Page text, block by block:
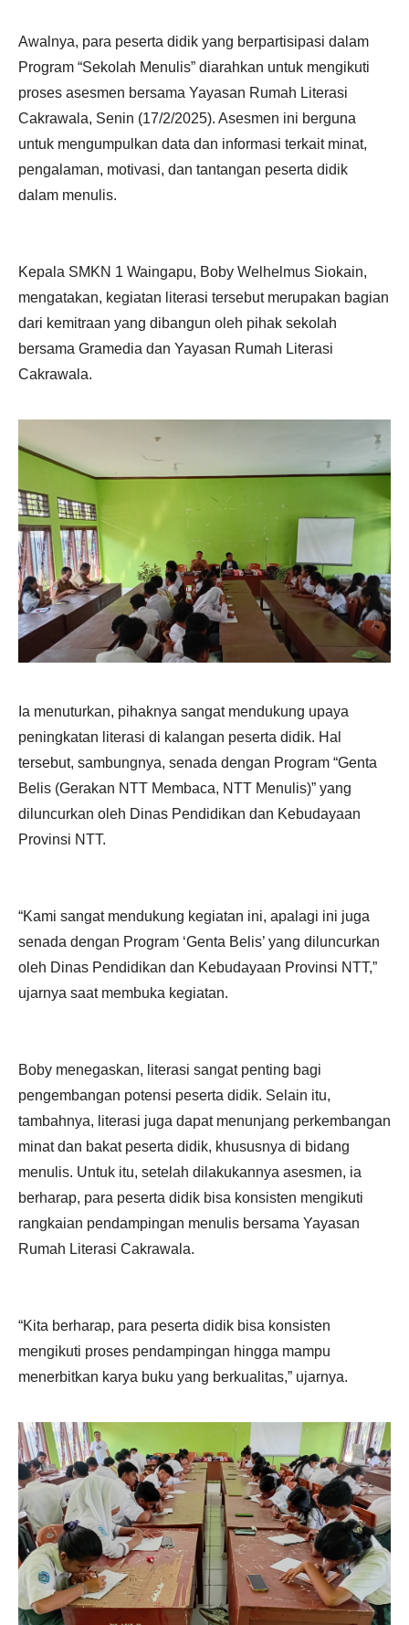
Awalnya, para peserta didik yang berpartisipasi dalam
Program “Sekolah Menulis” diarahkan untuk mengikuti
proses asesmen bersama Yayasan Rumah Literasi
Cakrawala, Senin (17/2/2025). Asesmen ini berguna
untuk mengumpulkan data dan informasi terkait minat,
pengalaman, motivasi, dan tantangan peserta didik
dalam menulis.
Kepala SMKN 1 Waingapu, Boby Welhelmus Siokain,
mengatakan, kegiatan literasi tersebut merupakan bagian
dari kemitraan yang dibangun oleh pihak sekolah
bersama Gramedia dan Yayasan Rumah Literasi
Cakrawala.
Ia menuturkan, pihaknya sangat mendukung upaya
peningkatan literasi di kalangan peserta didik. Hal
tersebut, sambungnya, senada dengan Program “Genta
Belis (Gerakan NTT Membaca, NTT Menulis)” yang
diluncurkan oleh Dinas Pendidikan dan Kebudayaan
Provinsi NTT.
“Kami sangat mendukung kegiatan ini, apalagi ini juga
senada dengan Program ‘Genta Belis’ yang diluncurkan
oleh Dinas Pendidikan dan Kebudayaan Provinsi NTT,”
ujarnya saat membuka kegiatan.
Boby menegaskan, literasi sangat penting bagi
pengembangan potensi peserta didik. Selain itu,
tambahnya, literasi juga dapat menunjang perkembangan
minat dan bakat peserta didik, khususnya di bidang
menulis. Untuk itu, setelah dilakukannya asesmen, ia
berharap, para peserta didik bisa konsisten mengikuti
rangkaian pendampingan menulis bersama Yayasan
Rumah Literasi Cakrawala.
“Kita berharap, para peserta didik bisa konsisten
mengikuti proses pendampingan hingga mampu
menerbitkan karya buku yang berkualitas,” ujarnya.